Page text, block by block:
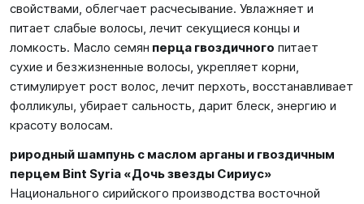
свойствами, облегчает расчесывание. Увлажняет и
питает слабые волосы, лечит секущиеся концы и
ломкость. Масло семян перца гвоздичного питает
сухие и безжизненные волосы, укрепляет корни,
стимулирует рост волос, лечит перхоть, восстанавливает
фолликулы, убирает сальность, дарит блеск, энергию и
красоту волосам.
риродный шампунь с маслом арганы и гвоздичным
перцем Bint Syria «Дочь звезды Сириус»
Национального сирийского производства восточной